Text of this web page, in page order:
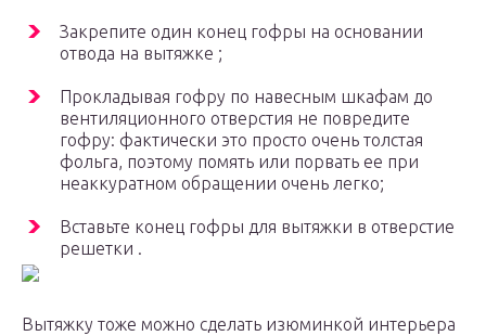
Закрепите один конец гофры на основании
отвода на вытяжке ;
Прокладывая гофру по навесным шкафам до
вентиляционного отверстия не повредите
гофру: фактически это просто очень толстая
фольга, поэтому помять или порвать ее при
неаккуратном обращении очень легко;
Вставьте конец гофры для вытяжки в отверстие
решетки .
Вытяжку тоже можно сделать изюминкой интерьера